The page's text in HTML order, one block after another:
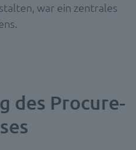
war ein zentrales
des Procure-